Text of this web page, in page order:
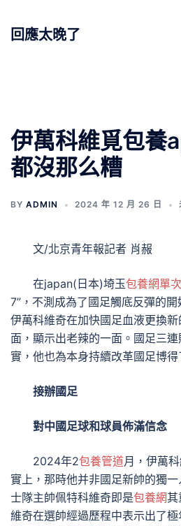
回應太晚了
伊萬科維覓包養
都沒那么糟
BY ADMIN 2024 年 12 月 26 日
文/北京青年報記者 肖赧
在japan(日本)埼玉包養網單次
7”，不測成為了國足觸底反彈的
伊萬科維奇在加快國足血液更換
面，顯示出老辣的一面。國足三
實，他也為本身持續改革國足博得
接辦國足
對中國足球和球員佈滿信念
2024年2包養管道月，伊萬
實上，那時他并非國足新帥的獨
士隊主帥佩特科維奇即是包養網其
維奇在選帥經過歷程中表示出了